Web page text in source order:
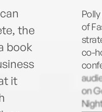
the
book
it
of
co-
on